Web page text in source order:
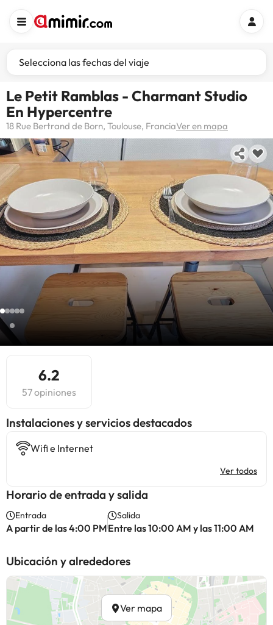
Selecciona las fechas del viaje
Le Petit Ramblas - Charmant Studio
En Hypercentre
18 Rue Bertrand de Born, Toulouse, FranciaVer en mapa
6.2
57 opiniones
Instalaciones y servicios destacados
Wifi e Internet
Ver todos
Horario de entrada y salida
Entrada
A partir de las 4:00 PM
Salida
Entre las 10:00 AM y las 11:00 AM
Ubicación y alrededores
Ver mapa